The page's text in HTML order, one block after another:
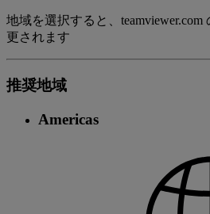
地域を選択すると、
更されます
推奨地域
Americas